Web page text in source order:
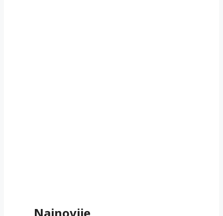
Najnovije